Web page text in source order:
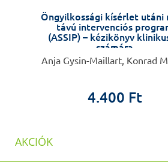
Öngyilkossági kísérlet utáni
távú intervenciós
(ASSIP) – kézikönyv
számára
Anja Gysin-Maillart, Konrad
4.400 Ft
AKCIÓK